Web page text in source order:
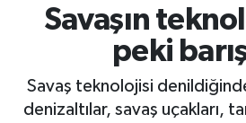
Savaşın
peki
Savaş teknolojisi
denizaltılar, savaş uçakları,
GÜNDEM
RESMİ İLANLAR
KÖŞE YAZILARI
Bursa Trafik Yoğunluk
Süper Lig Puan Durumu ve
Tüm Manşetler